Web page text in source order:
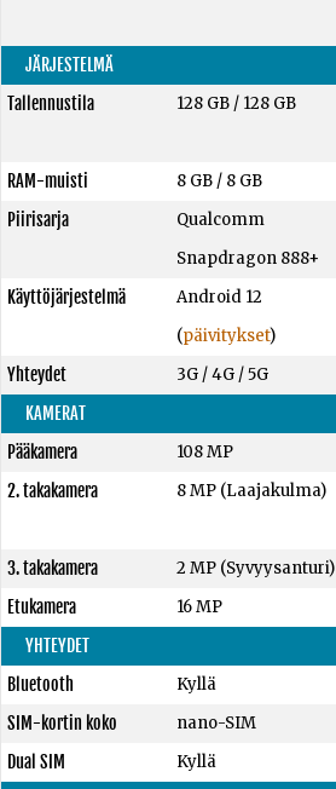
JÄRJESTELMÄ
Tallennustila
128 GB/ 128 GB
RAM-muisti
8 GB/ 8 GB
Piirisarja
Qualcomm
Snapdragon 888+
Käyttöjärjestelmä
Android 12
(päivitykset)
Yhteydet
3G / 4G / 5G
KAMERAT
Pääkamera
108 MP
2. takakamera
8 MP (Laajakulma)
3. takakamera
2 MP (Syvyysanturi)
Etukamera
16 MP
YHTEYDET
Bluetooth
Kyllä
SIM-kortin koko
nano-SIM
Dual SIM
Kyllä